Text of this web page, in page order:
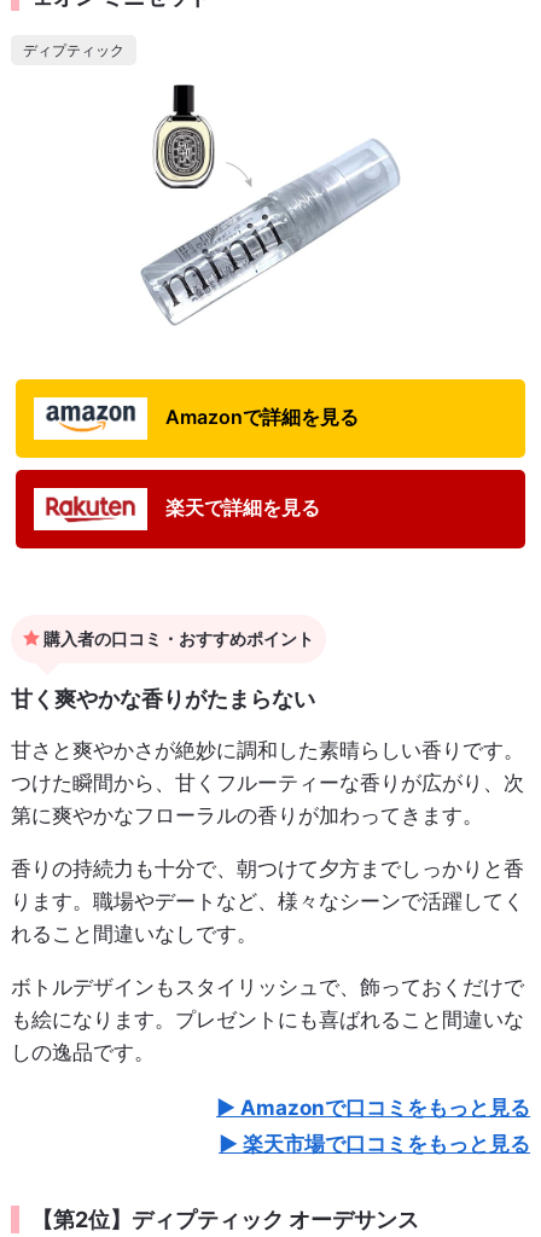
ディプティック
Amazonで詳細を見る
楽天で詳細を見る
購入者の口コミ・おすすめポイント
甘く爽やかな香りがたまらない
甘さと爽やかさが絶妙に調和した素晴らしい香りです。
つけた瞬間から、甘くフルーティーな香りが広がり、次
第に爽やかなフローラルの香りが加わってきます。
香りの持続力も十分で、朝つけて夕方までしっかりと香
ります。職場やデートなど、様々なシーンで活躍してく
れること間違いなしです。
ボトルデザインもスタイリッシュで、飾っておくだけで
も絵になります。プレゼントにも喜ばれること間違いな
しの逸品です。
Amazonで口コミをもっと見る
楽天市場で口コミをもっと見る
【第2位】ディプティック オーデサンス